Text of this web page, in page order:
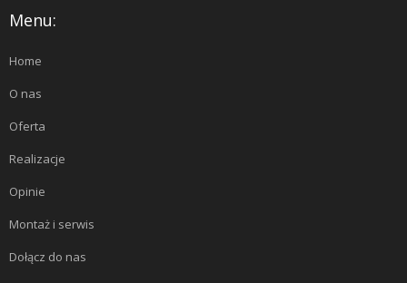
Menu:
Home
O nas
Oferta
Realizacje
Opinie
Montaż i serwis
Dołącz do nas